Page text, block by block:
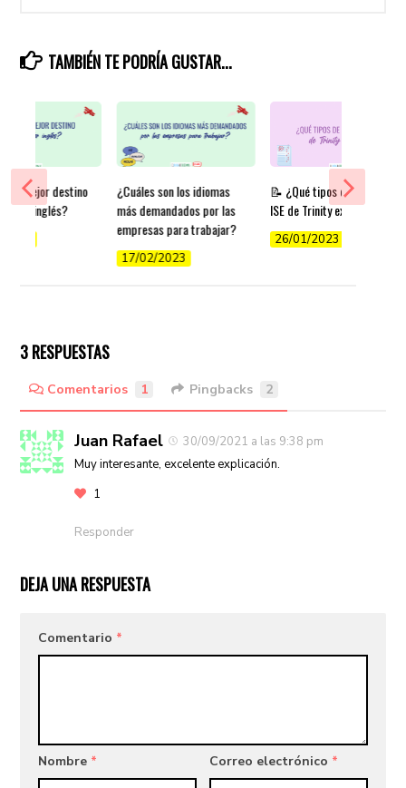
TAMBIÉN TE PODRÍA GUSTAR...
¿Cuáles son los idiomas
más demandados por las
empresas para trabajar?
17/02/2023
📝 ¿Qué tipos de exámenes
ISE de Trinity existen?
26/01/2023
el mejor destino
inglés?
3 RESPUESTAS
Comentarios 1 Pingbacks 2
Juan Rafael
30/09/2021 a las 9:38 pm
Muy interesante, excelente explicación.
1
Responder
DEJA UNA RESPUESTA
Comentario *
Nombre * Correo electrónico *